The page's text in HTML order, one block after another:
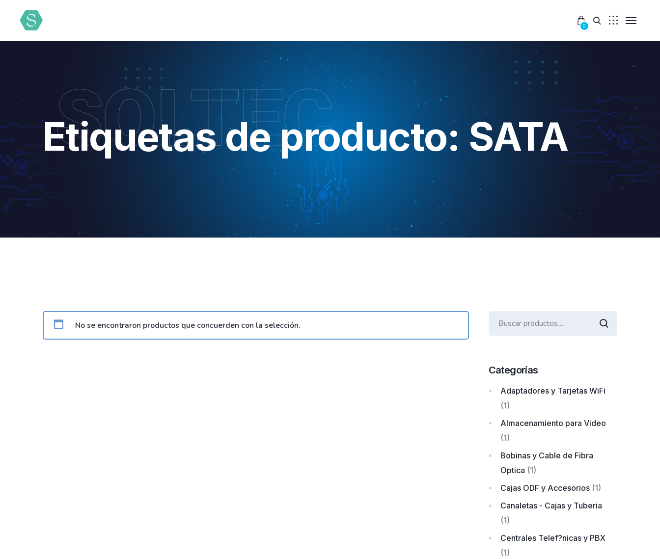
0
SOLTEC
Etiquetas de producto: SATA
No se encontraron productos que concuerden con la selección.
Buscar
Categorías
Adaptadores y Tarjetas WiFi
(1)
Almacenamiento para Video
(1)
Bobinas y Cable de Fibra
Optica (1)
Cajas ODF y Accesorios (1)
Canaletas - Cajas y Tuberia
(1)
Centrales Telef?nicas y PBX
(1)